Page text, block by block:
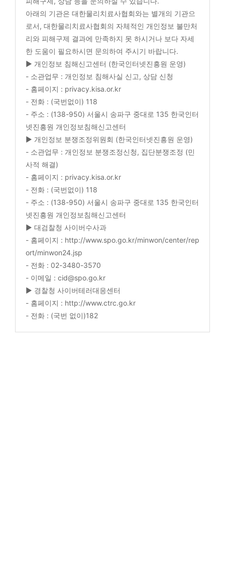
아래의 기관은 대한물리치료사협회와는 별개의 기관으
로서, 대한물리치료사협회의 자체적인 개인정보 불만처
리와 피해구제 결과에 만족하지 못 하시거나 보다 자세
한 도움이 필요하시면 문의하여 주시기 바랍니다.
▶ 개인정보 침해신고센터 (한국인터넷진흥원 운영)
- 소관업무 : 개인정보 침해사실 신고, 상담 신청
- 홈페이지 : privacy.kisa.or.kr
- 전화 : (국번없이) 118
- 주소 : (138-950) 서울시 송파구 중대로 135 한국인터
넷진흥원 개인정보침해신고센터
▶ 개인정보 분쟁조정위원회 (한국인터넷진흥원 운영)
- 소관업무 : 개인정보 분쟁조정신청, 집단분쟁조정 (민
사적 해결)
- 홈페이지 : privacy.kisa.or.kr
- 전화 : (국번없이) 118
- 주소 : (138-950) 서울시 송파구 중대로 135 한국인터
넷진흥원 개인정보침해신고센터
▶ 대검찰청 사이버수사과
- 홈페이지 : http://www.spo.go.kr/minwon/center/rep
ort/minwon24.jsp
- 전화 : 02-3480-3570
- 이메일 : cid@spo.go.kr
▶ 경찰청 사이버테러대응센터
- 홈페이지 : http://www.ctrc.go.kr
- 전화 : (국번 없이)182